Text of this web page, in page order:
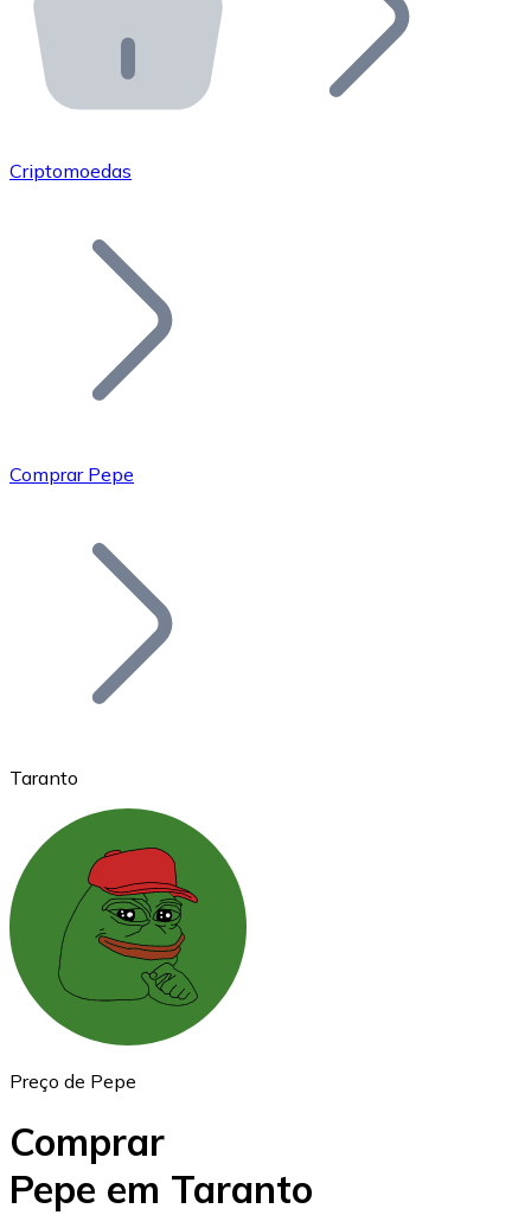
API Bitnovo
Integre nossa API no seu ecossistema.
Junte-se à nossa rede de revendedores e comercialize
Adicione o token do seu projeto ao nosso serviço de
Bitcoin
Ethereum
ETH
Criptomoedas
Comprar Pepe
Taranto
Preço de Pepe
Comprar
Pepe em Taranto